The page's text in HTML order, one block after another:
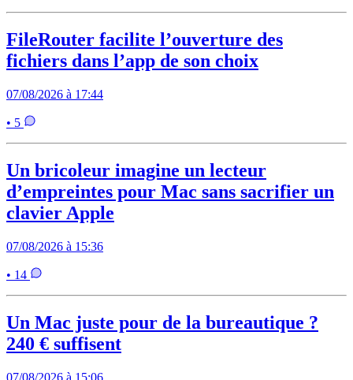
FileRouter facilite l’ouverture des
fichiers dans l’app de son choix
07/08/2026 à 17:44
• 5
Un bricoleur imagine un lecteur
d’empreintes pour Mac sans sacrifier un
clavier Apple
07/08/2026 à 15:36
• 14
Un Mac juste pour de la bureautique ?
240 € suffisent
07/08/2026 à 15:06